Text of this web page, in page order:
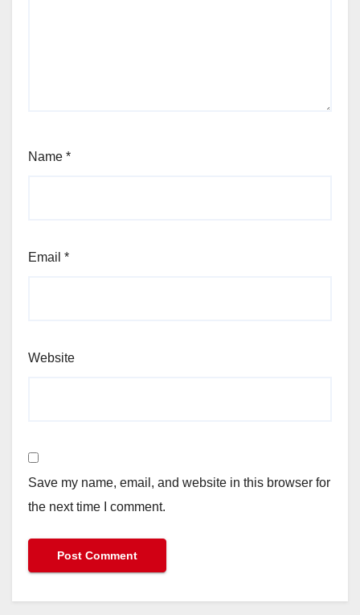
Name *
Email *
Website
Save my name, email, and website in this browser for
the next time I comment.